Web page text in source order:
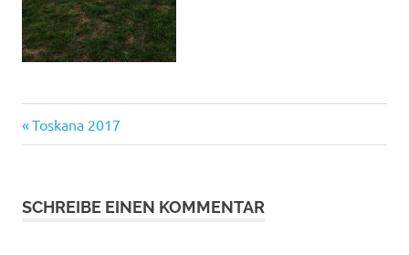
Beitragsnavigation
Vorheriger
Beitrag:
Toskana 2017
SCHREIBE EINEN KOMMENTAR